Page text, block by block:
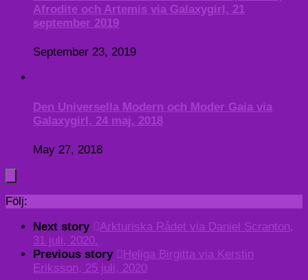
Afrodite och Artemis via Galaxygirl, 21
september 2019
September 23, 2019
Den Universella Modern och Moder Gaia via
Galaxygirl, 24 maj, 2018
May 27, 2018
Följ:
Next story
Arkturiska Rådet via Daniel Scranton,
31 juli, 2020.
Previous story
Heliga Birgitta via Kerstin
Eriksson, 25 juli, 2020